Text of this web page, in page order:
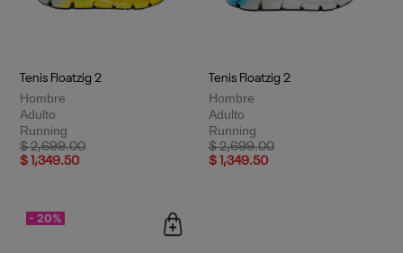
Tenis Floatzig 2
Hombre
Adulto
Running
Price reduced from
$ 2,699.00to
$ 1,349.50
Tenis Floatzig 2
Hombre
Adulto
Running
Price reduced from
$ 2,699.00to
$ 1,349.50
- 20%